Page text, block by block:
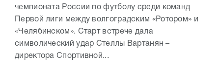
чемпионата России по футболу среди команд
Первой лиги между волгоградским «Ротором» и
«Челябинском». Старт встрече дала
символический удар Стеллы Вартанян –
директора Спортивной...